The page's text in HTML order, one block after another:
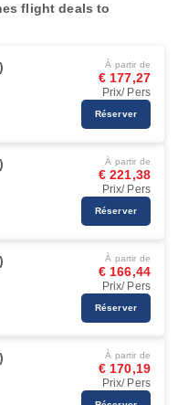
flight deals to
À partir de
€ 177,27
Prix/ Pers
Réserver
À partir de
€ 221,38
Prix/ Pers
Réserver
À partir de
€ 166,44
Prix/ Pers
Réserver
À partir de
€ 170,19
Prix/ Pers